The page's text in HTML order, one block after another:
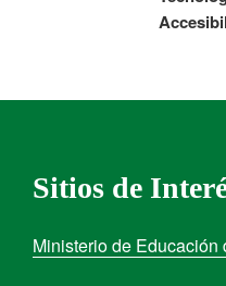
Sitios de
Ministerio de Educación